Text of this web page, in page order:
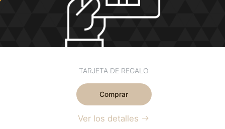
TARJETA DE REGALO
Comprar
Ver los detalles